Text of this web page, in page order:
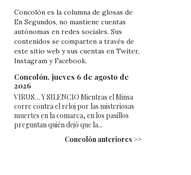
Concolón es la columna de glosas de
En Segundos, no mantiene cuentas
autónomas en redes sociales. Sus
contenidos se comparten a través de
este sitio web y sus cuentas en Twiter,
Instagram y Facebook.
Concolón, jueves 6 de agosto de
2026
VIRUS… Y SILENCIO Mientras el Minsa
corre contra el reloj por las misteriosas
muertes en la comarca, en los pasillos
preguntan quién dejó que la...
Concolón anteriores >>